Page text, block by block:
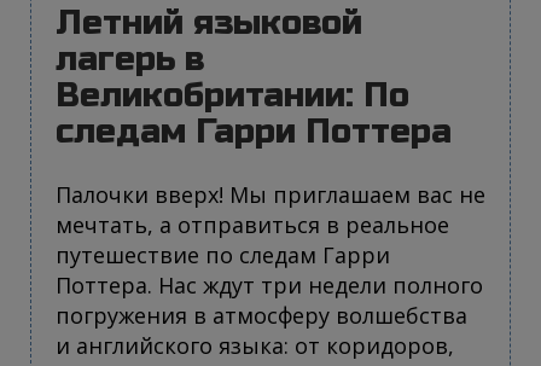
Летний языковой
лагерь в
Великобритании: По
следам Гарри Поттера
Палочки вверх! Мы приглашаем вас не
мечтать, а отправиться в реальное
путешествие по следам Гарри
Поттера. Нас ждут три недели полного
погружения в атмосферу волшебства
и английского языка: от коридоров,